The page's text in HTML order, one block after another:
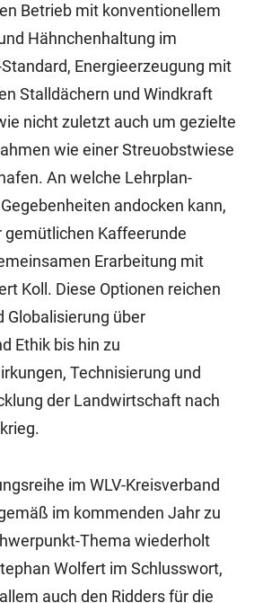
Betrieb mit konventionellem
Hähnchenhaltung im
Energieerzeugung mit
Stalldächern und Windkraft
nicht zuletzt auch um gezielte
wie einer Streuobstwiese
An welche Lehrplan-
andocken kann,
Kaffeerunde
Erarbeitung mit
Koll. Diese Optionen reichen
Globalisierung über
Ethik bis hin zu
Technisierung und
der Landwirtschaft nach
im WLV-Kreisverband
im kommenden Jahr zu
Thema wiederholt
Wolfert im Schlusswort,
auch den Ridders für die